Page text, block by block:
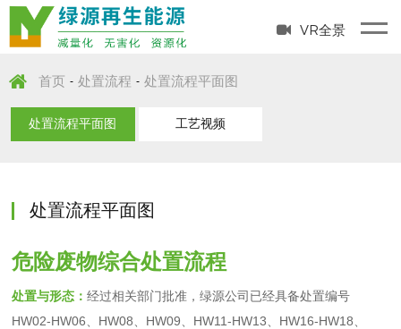
VR全景
首页 - 处置流程 - 处置流程平面图
处置流程平面图 工艺视频
处置流程平面图
危险废物综合处置流程
处置与形态：经过相关部门批准，绿源公司已经具备处置编号
HW02-HW06、HW08、HW09、HW11-HW13、HW16-HW18、